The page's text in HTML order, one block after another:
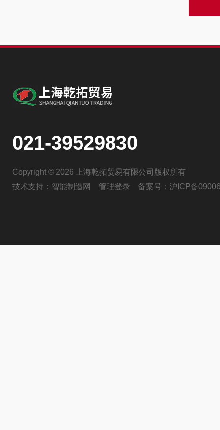
021-39529830
Copyright © 2026 上海乾拓贸易有限公司版权所有
技术支持： 智能制造网 管理登录 备案号： 沪ICP备